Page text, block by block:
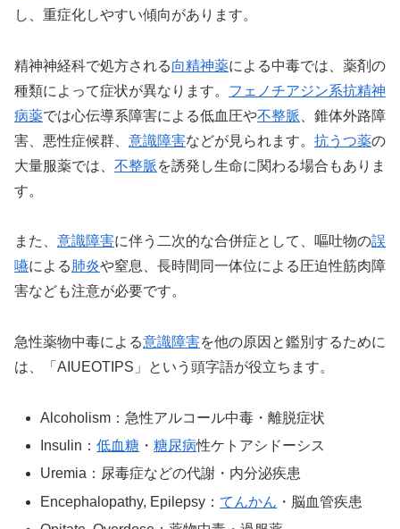
し、重症化しやすい傾向があります。
精神神経科で処方される向精神薬による中毒では、薬剤の
種類によって症状が異なります。 フェノチアジン系抗精神
病薬では心伝導系障害による低血圧や不整脈 、錐体外路障
害、悪性症候群、 意識障害などが見られます。 抗うつ薬の
大量服薬では、 不整脈を誘発し生命に関わる場合もありま
す。
また、 意識障害に伴う二次的な合併症として、嘔吐物の誤
嚥による肺炎や窒息、長時間同一体位による圧迫性筋肉障
害なども注意が必要です。
急性薬物中毒による意識障害を他の原因と鑑別するために
は、「AIUEOTIPS」という頭字語が役立ちます。
Alcoholism：急性アルコール中毒・離脱症状
Insulin：低血糖 ・糖尿病性ケトアシドーシス
Uremia：尿毒症などの代謝・内分泌疾患
Encephalopathy, Epilepsy：てんかん ・脳血管疾患